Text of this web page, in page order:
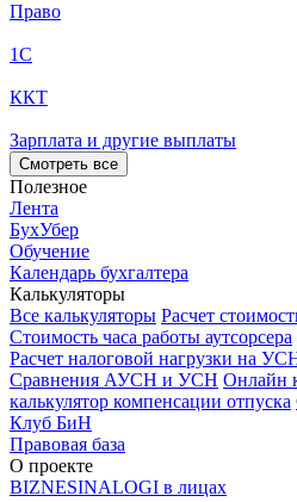
Право
1С
ККТ
Зарплата и другие выплаты
Смотреть все
Полезное
Лента
БухУбер
Обучение
Календарь бухгалтера
Калькуляторы
Все калькуляторы Расчет
Стоимость часа работы аутсорсера
Расчет налоговой нагрузки на
Сравнения АУСН и УСН Онлайн
калькулятор компенсации отпуска
Клуб БиН
Правовая база
О проекте
BIZNESINALOGI в лицах